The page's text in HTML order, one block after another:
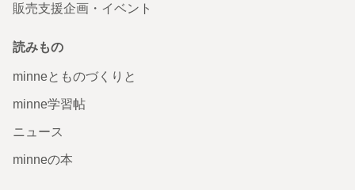
販売支援企画・イベント
読みもの
minneとものづくりと
minne学習帖
ニュース
minneの本